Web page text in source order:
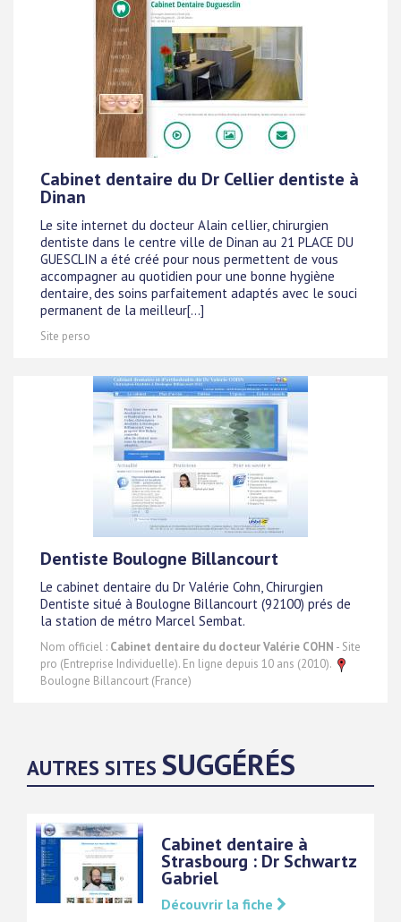
Cabinet dentaire du Dr Cellier dentiste à
Dinan
Le site internet du docteur Alain cellier, chirurgien
dentiste dans le centre ville de Dinan au 21 PLACE DU
GUESCLIN a été créé pour nous permettent de vous
accompagner au quotidien pour une bonne hygiène
dentaire, des soins parfaitement adaptés avec le souci
permanent de la meilleur[...]
Site perso
Dentiste Boulogne Billancourt
Le cabinet dentaire du Dr Valérie Cohn, Chirurgien
Dentiste situé à Boulogne Billancourt (92100) prés de
la station de métro Marcel Sembat.
Nom officiel : Cabinet dentaire du docteur Valérie COHN - Site
pro (Entreprise Individuelle). En ligne depuis 10 ans (2010).
Boulogne Billancourt (France)
AUTRES SITES SUGGÉRÉS
Cabinet dentaire à
Strasbourg : Dr Schwartz
Gabriel
Découvrir la fiche